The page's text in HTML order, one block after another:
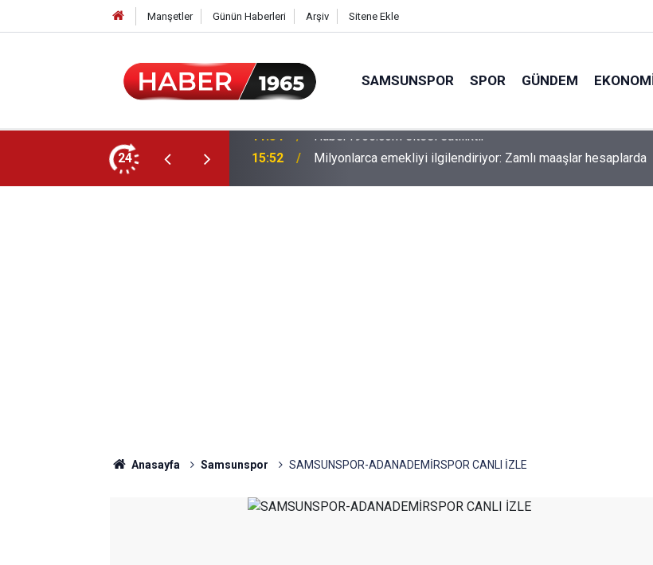
Manşetler Günün Haberleri Arşiv Sitene Ekle
SAMSUNSPOR SPOR GÜNDEM
24 15:52 Milyonlarca emekliyi ilgilendiriyor: Zamlı maaşlar hesaplarda
Anasayfa Samsunspor SAMSUNSPOR-ADANADEMİRSPOR CANLI İZLE